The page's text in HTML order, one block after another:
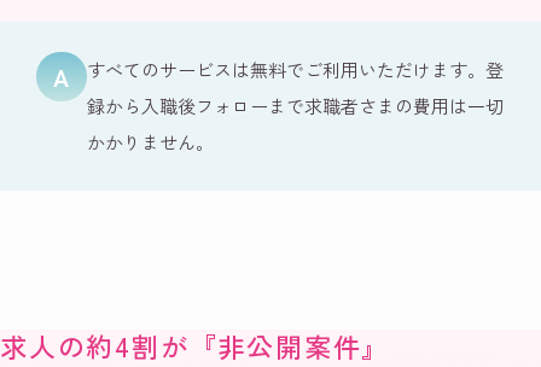
すべてのサービスは無料でご利用いただけます。登
録から入職後フォローまで求職者さまの費用は一切
かかりません。
求人の約4割が『非公開案件』